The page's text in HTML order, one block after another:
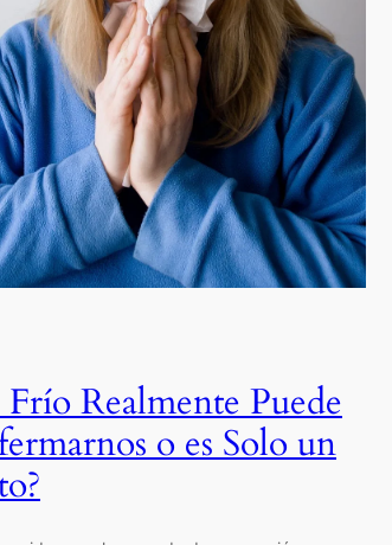
Frío Realmente Puede
o es Solo un